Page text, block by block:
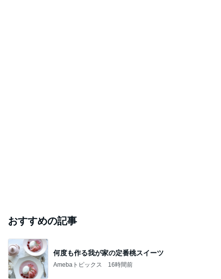
おすすめの記事
何度も作る我が家の定番桃スイーツ
Amebaトピックス 16時間前